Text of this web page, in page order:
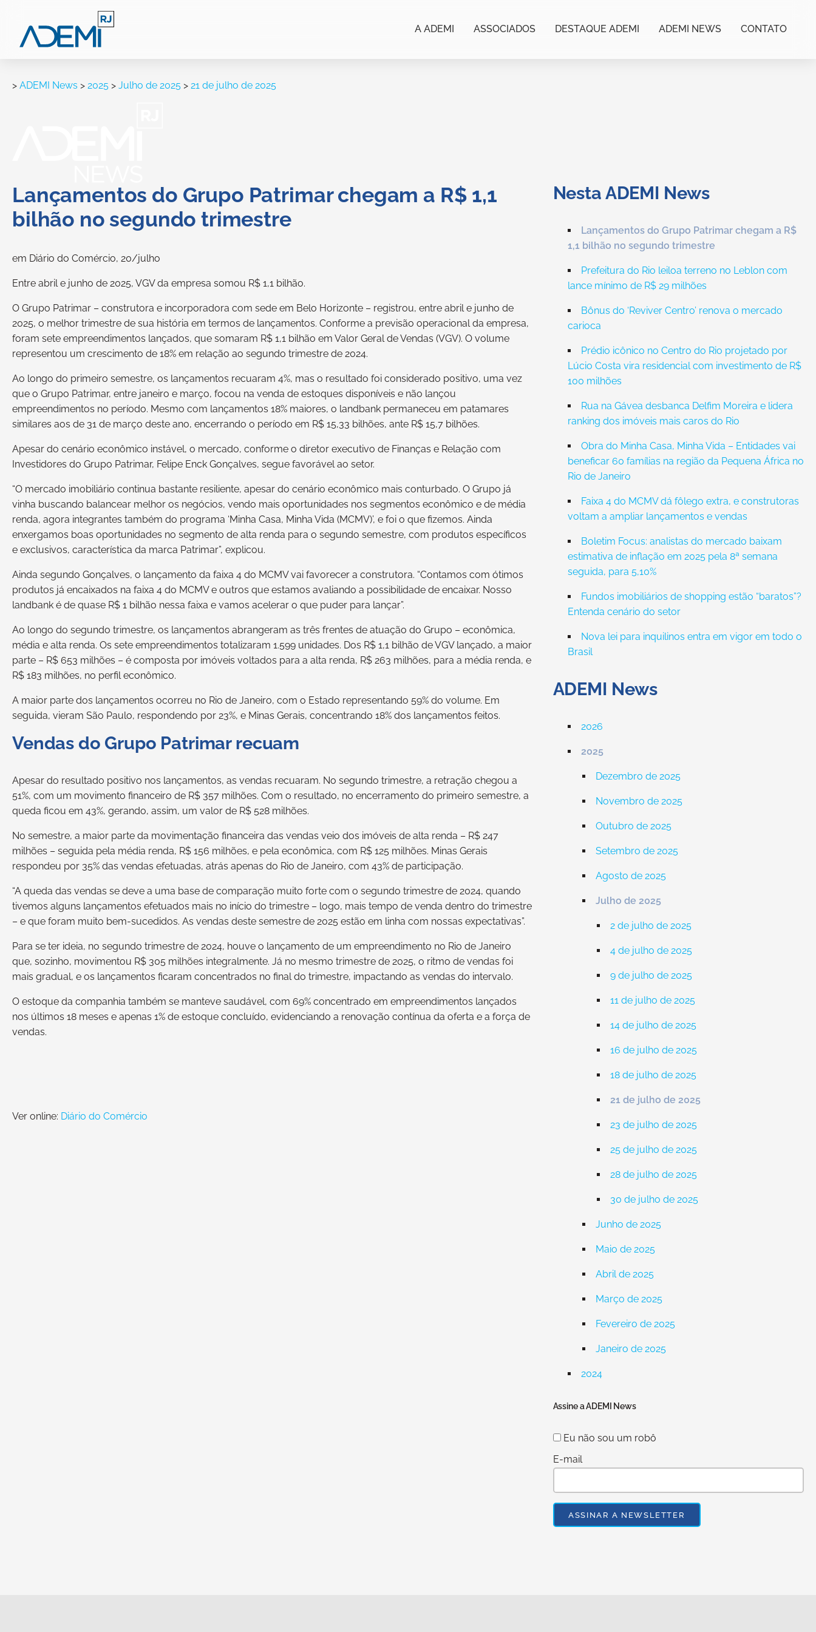
A ADEMI ASSOCIADOS DESTAQUE ADEMI ADEMI NEWS CONTATO
> ADEMI News > 2025 > Julho de 2025 > 21 de julho de 2025
Lançamentos do Grupo Patrimar chegam a R$ 1,1
bilhão no segundo trimestre
em Diário do Comércio, 20/julho
Entre abril e junho de 2025, VGV da empresa somou R$ 1,1 bilhão.
O Grupo Patrimar – construtora e incorporadora com sede em Belo Horizonte – registrou, entre abril e junho de
2025, o melhor trimestre de sua história em termos de lançamentos. Conforme a previsão operacional da empresa,
foram sete empreendimentos lançados, que somaram R$ 1,1 bilhão em Valor Geral de Vendas (VGV). O volume
representou um crescimento de 18% em relação ao segundo trimestre de 2024.
Ao longo do primeiro semestre, os lançamentos recuaram 4%, mas o resultado foi considerado positivo, uma vez
que o Grupo Patrimar, entre janeiro e março, focou na venda de estoques disponíveis e não lançou
empreendimentos no período. Mesmo com lançamentos 18% maiores, o landbank permaneceu em patamares
similares aos de 31 de março deste ano, encerrando o período em R$ 15,33 bilhões, ante R$ 15,7 bilhões.
Apesar do cenário econômico instável, o mercado, conforme o diretor executivo de Finanças e Relação com
Investidores do Grupo Patrimar, Felipe Enck Gonçalves, segue favorável ao setor.
“O mercado imobiliário continua bastante resiliente, apesar do cenário econômico mais conturbado. O Grupo já
vinha buscando balancear melhor os negócios, vendo mais oportunidades nos segmentos econômico e de média
renda, agora integrantes também do programa ‘Minha Casa, Minha Vida (MCMV)’, e foi o que fizemos. Ainda
enxergamos boas oportunidades no segmento de alta renda para o segundo semestre, com produtos específicos
e exclusivos, característica da marca Patrimar”, explicou.
Ainda segundo Gonçalves, o lançamento da faixa 4 do MCMV vai favorecer a construtora. “Contamos com ótimos
produtos já encaixados na faixa 4 do MCMV e outros que estamos avaliando a possibilidade de encaixar. Nosso
landbank é de quase R$ 1 bilhão nessa faixa e vamos acelerar o que puder para lançar”.
Ao longo do segundo trimestre, os lançamentos abrangeram as três frentes de atuação do Grupo – econômica,
média e alta renda. Os sete empreendimentos totalizaram 1.599 unidades. Dos R$ 1,1 bilhão de VGV lançado, a maior
parte – R$ 653 milhões – é composta por imóveis voltados para a alta renda, R$ 263 milhões, para a média renda, e
R$ 183 milhões, no perfil econômico.
A maior parte dos lançamentos ocorreu no Rio de Janeiro, com o Estado representando 59% do volume. Em
seguida, vieram São Paulo, respondendo por 23%, e Minas Gerais, concentrando 18% dos lançamentos feitos.
Vendas do Grupo Patrimar recuam
Apesar do resultado positivo nos lançamentos, as vendas recuaram. No segundo trimestre, a retração chegou a
51%, com um movimento financeiro de R$ 357 milhões. Com o resultado, no encerramento do primeiro semestre, a
queda ficou em 43%, gerando, assim, um valor de R$ 528 milhões.
No semestre, a maior parte da movimentação financeira das vendas veio dos imóveis de alta renda – R$ 247
milhões – seguida pela média renda, R$ 156 milhões, e pela econômica, com R$ 125 milhões. Minas Gerais
respondeu por 35% das vendas efetuadas, atrás apenas do Rio de Janeiro, com 43% de participação.
“A queda das vendas se deve a uma base de comparação muito forte com o segundo trimestre de 2024, quando
tivemos alguns lançamentos efetuados mais no início do trimestre – logo, mais tempo de venda dentro do trimestre
– e que foram muito bem-sucedidos. As vendas deste semestre de 2025 estão em linha com nossas expectativas”.
Para se ter ideia, no segundo trimestre de 2024, houve o lançamento de um empreendimento no Rio de Janeiro
que, sozinho, movimentou R$ 305 milhões integralmente. Já no mesmo trimestre de 2025, o ritmo de vendas foi
mais gradual, e os lançamentos ficaram concentrados no final do trimestre, impactando as vendas do intervalo.
O estoque da companhia também se manteve saudável, com 69% concentrado em empreendimentos lançados
nos últimos 18 meses e apenas 1% de estoque concluído, evidenciando a renovação contínua da oferta e a força de
vendas.
Ver online: Diário do Comércio
Nesta ADEMI News
Lançamentos do Grupo Patrimar chegam a R$
1,1 bilhão no segundo trimestre
Prefeitura do Rio leiloa terreno no Leblon com
lance mínimo de R$ 29 milhões
Bônus do ‘Reviver Centro’ renova o mercado
carioca
Prédio icônico no Centro do Rio projetado por
Lúcio Costa vira residencial com investimento de R$
100 milhões
Rua na Gávea desbanca Delfim Moreira e lidera
ranking dos imóveis mais caros do Rio
Obra do Minha Casa, Minha Vida – Entidades vai
beneficar 60 famílias na região da Pequena África no
Rio de Janeiro
Faixa 4 do MCMV dá fôlego extra, e construtoras
voltam a ampliar lançamentos e vendas
Boletim Focus: analistas do mercado baixam
estimativa de inflação em 2025 pela 8ª semana
seguida, para 5,10%
Fundos imobiliários de shopping estão “baratos”?
Entenda cenário do setor
Nova lei para inquilinos entra em vigor em todo o
Brasil
ADEMI News
2026
2025
Dezembro de 2025
Novembro de 2025
Outubro de 2025
Setembro de 2025
Agosto de 2025
Julho de 2025
2 de julho de 2025
4 de julho de 2025
9 de julho de 2025
11 de julho de 2025
14 de julho de 2025
16 de julho de 2025
18 de julho de 2025
21 de julho de 2025
23 de julho de 2025
25 de julho de 2025
28 de julho de 2025
30 de julho de 2025
Junho de 2025
Maio de 2025
Abril de 2025
Março de 2025
Fevereiro de 2025
Janeiro de 2025
2024
Assine a ADEMI News
Eu não sou um robô
E-mail